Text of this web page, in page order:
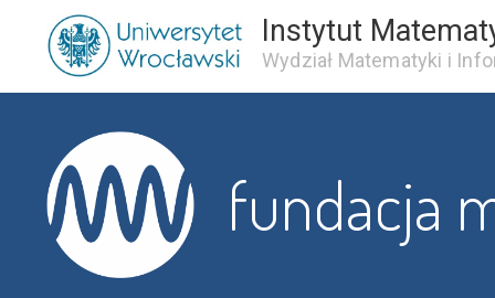
Instytut
Wydział Matematyki i
fundacja